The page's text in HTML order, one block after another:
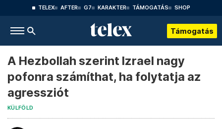
TELEX AFTER G7 KARAKTER TÁMOGATÁS SHOP
Támogatás
A Hezbollah szerint Izrael nagy
pofonra számíthat, ha folytatja az
agressziót
KÜLFÖLD